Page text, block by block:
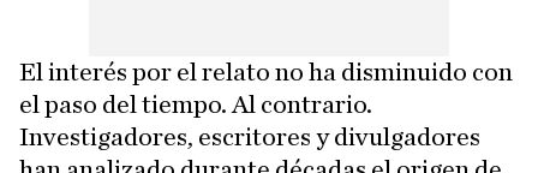
El interés por el relato no ha disminuido con
el paso del tiempo. Al contrario.
Investigadores, escritores y divulgadores